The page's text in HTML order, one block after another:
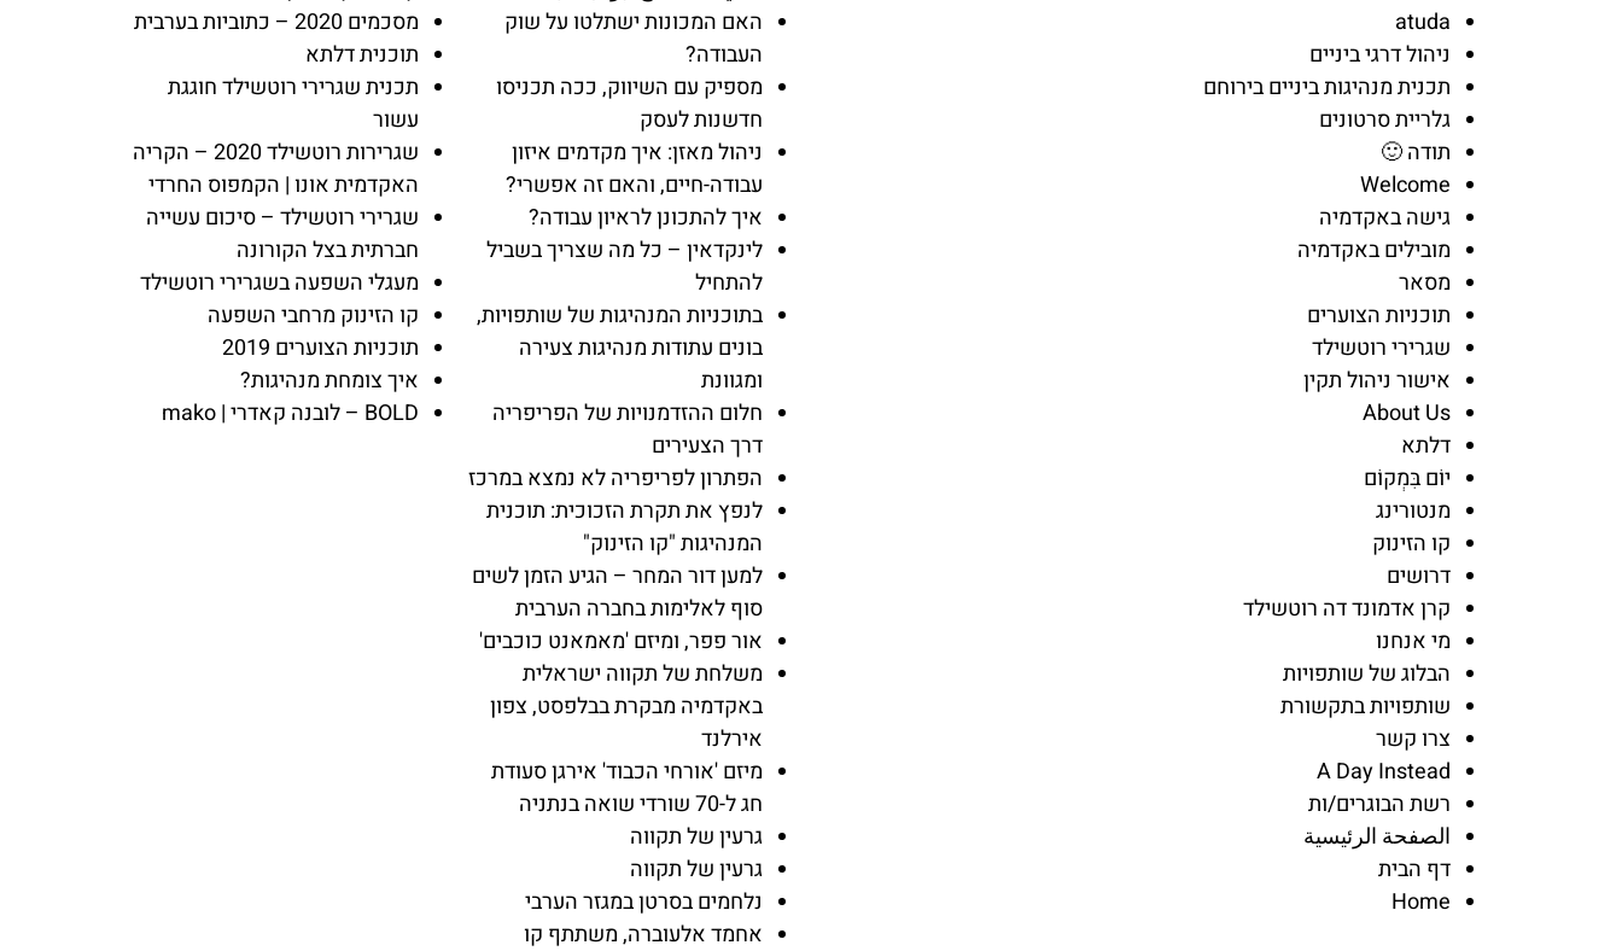
atuda
ניהול דרגי ביניים
תכנית מנהיגות ביניים בירוחם
גלריית סרטונים
תודה 🙂
Welcome
גישה באקדמיה
מובילים באקדמיה
מסאר
תוכניות הצוערים
שגרירי רוטשילד
אישור ניהול תקין
About Us
דלתא
יוֹם בִּמְקוֹם
מנטורינג
קו הזינוק
דרושים
קרן אדמונד דה רוטשילד
מי אנחנו
הבלוג של שותפויות
שותפויות בתקשורת
צרו קשר
A Day Instead
רשת הבוגרים/ות
الصفحة الرئيسية
דף הבית
Home
האם המכונות ישתלטו על שוק
העבודה?
מספיק עם השיווק, ככה תכניסו
חדשנות לעסק
ניהול מאזן: איך מקדמים איזון
עבודה-חיים, והאם זה אפשרי?
איך להתכונן לראיון עבודה?
לינקדאין – כל מה שצריך בשביל
להתחיל
בתוכניות המנהיגות של שותפויות,
בונים עתודות מנהיגות צעירה
ומגוונת
חלום ההזדמנויות של הפריפריה
דרך הצעירים
הפתרון לפריפריה לא נמצא במרכז
לנפץ את תקרת הזכוכית: תוכנית
המנהיגות "קו הזינוק"
למען דור המחר – הגיע הזמן לשים
סוף לאלימות בחברה הערבית
אור פפר, ומיזם 'מאמאנט כוכבים'
משלחת של תקווה ישראלית
באקדמיה מבקרת בבלפסט, צפון
אירלנד
מיזם 'אורחי הכבוד' אירגן סעודת
חג ל-70 שורדי שואה בנתניה
גרעין של תקווה
גרעין של תקווה
נלחמים בסרטן במגזר הערבי
אחמד אלעוברה, משתתף קו
מסכמים 2020 – כתוביות בערבית
תוכנית דלתא
תכנית שגרירי רוטשילד חוגגת
עשור
שגרירות רוטשילד 2020 – הקריה
האקדמית אונו | הקמפוס החרדי
שגרירי רוטשילד – סיכום עשייה
חברתית בצל הקורונה
מעגלי השפעה בשגרירי רוטשילד
קו הזינוק מרחבי השפעה
תוכניות הצוערים 2019
איך צומחת מנהיגות?
BOLD – לובנה קאדרי | mako